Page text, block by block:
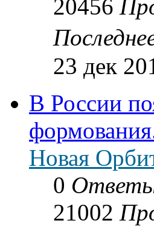
20456
23 дек
В России
Новая
0
21002